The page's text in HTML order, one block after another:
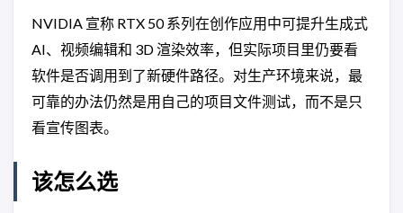
NVIDIA 宣称 RTX 50 系列在创作应用中可提升生成式
AI、视频编辑和 3D 渲染效率，但实际项目里仍要看
软件是否调用到了新硬件路径。对生产环境来说，最
可靠的办法仍然是用自己的项目文件测试，而不是只
看宣传图表。
该怎么选